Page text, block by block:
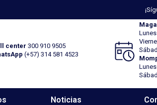
center 300 910 9505
(+57) 314 581 4523
Noticias